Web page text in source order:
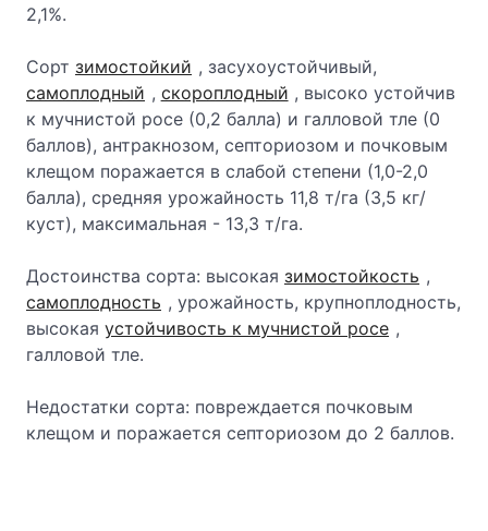
2,1%.
Сорт зимостойкий , засухоустойчивый,
самоплодный , скороплодный , высоко устойчив
к мучнистой росе (0,2 балла) и галловой тле (0
баллов), антракнозом, септориозом и почковым
клещом поражается в слабой степени (1,0-2,0
балла), средняя урожайность 11,8 т/га (3,5 кг/
куст), максимальная - 13,3 т/га.
Достоинства сорта: высокая зимостойкость ,
самоплодность , урожайность, крупноплодность,
высокая устойчивость к мучнистой росе ,
галловой тле.
Недостатки сорта: повреждается почковым
клещом и поражается септориозом до 2 баллов.